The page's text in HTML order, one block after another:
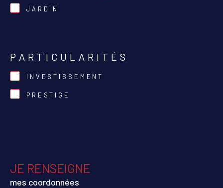
JARDIN
PARTICULARITÉS
INVESTISSEMENT
PRESTIGE
JE RENSEIGNE
mes coordonnées